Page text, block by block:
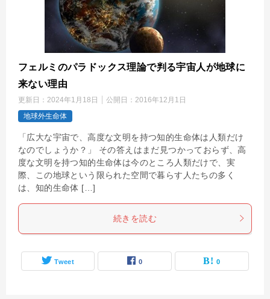
フェルミのパラドックス理論で判る宇宙人が地球に
来ない理由
更新日： 2024年1月18日 公開日： 2016年12月1日
地球外生命体
「広大な宇宙で、高度な文明を持つ知的生命体は人類だけ
なのでしょうか？」 その答えはまだ見つかっておらず、高
度な文明を持つ知的生命体は今のところ人類だけで、実
際、この地球という限られた空間で暮らす人たちの多く
は、知的生命体 […]
続きを読む
Tweet 0 0